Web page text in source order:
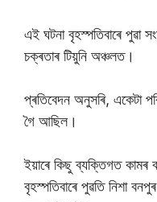
এই ঘটনা বৃহস্পতিবাৰে পুৱা
চক্ৰতাৰ টিয়ুনি অঞ্চলত।
প্ৰতিবেদন অনুসৰি, একেটা
গৈ আছিল।
ইয়াৰে কিছু ব্যক্তিগত কামৰ
বৃহস্পতিবাৰে পুৱতি নিশা